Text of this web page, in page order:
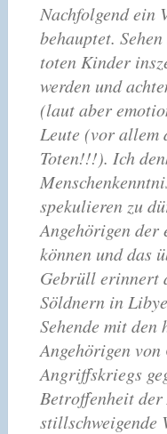
Nachfolgend ein
behauptet.
toten Kinder
werden und
(laut aber
Leute (vor allem
Toten!!!). Ich
spekulieren zu
Angehörigen der
können und das
Gebrüll erinnert
Söldnern in
Sehende mit den
Angehörigen von
Angriffskriegs
Betroffenheit der
stillschweigende